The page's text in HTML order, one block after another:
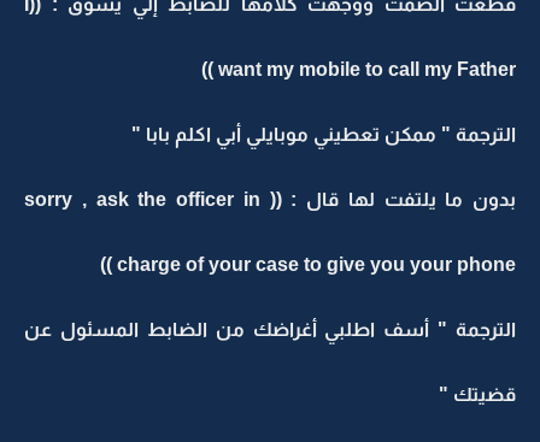
want my mobile to call my Father ))
الترجمة " ممكن تعطيني موبايلي أبي اكلم بابا "
بدون ما يلتفت لها قال : (( sorry , ask the officer in
charge of your case to give you your phone ))
الترجمة " أسف اطلبي أغراضك من الضابط المسئول عن
قضيتك "